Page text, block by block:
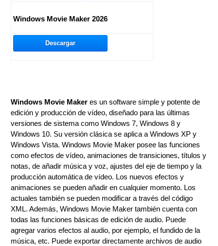
Windows Movie Maker 2026
Descargar
Windows Movie Maker es un software simple y potente de
edición y producción de vídeo, diseñado para las últimas
versiones de sistema como Windows 7, Windows 8 y
Windows 10. Su versión clásica se aplica a Windows XP y
Windows Vista. Windows Movie Maker posee las funciones
como efectos de vídeo, animaciones de transiciones, títulos y
notas, de añadir música y voz, ajustes del eje de tiempo y la
producción automática de vídeo. Los nuevos efectos y
animaciones se pueden añadir en cualquier momento. Los
actuales también se pueden modificar a través del código
XML. Además, Windows Movie Maker también cuenta con
todas las funciones básicas de edición de audio. Puede
agregar varios efectos al audio, por ejemplo, el fundido de la
música, etc. Puede exportar directamente archivos de audio